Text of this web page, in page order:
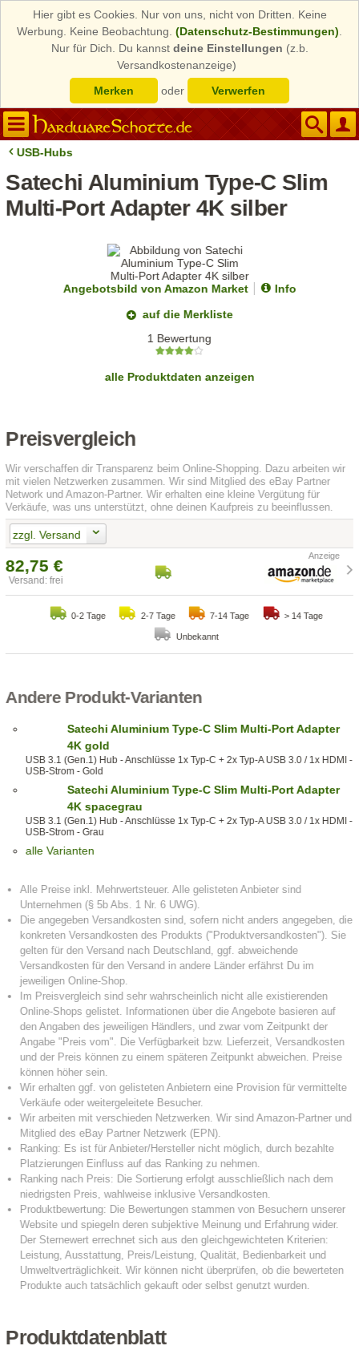
Hier gibt es Cookies. Nur von uns, nicht von Dritten. Keine
Werbung. Keine Beobachtung. (Datenschutz-Bestimmungen)
Nur für Dich. Du kannst deine Einstellungen (z.b.
Versandkostenanzeige)
Merken
oder Verwerfen
USB-Hubs
Satechi Aluminium Type-C Slim
Multi-Port Adapter 4K silber
Angebotsbild von Amazon Market
Info
auf die Merkliste
1 Bewertung
alle Produktdaten anzeigen
Preisvergleich
Wir verschaffen dir Transparenz beim Online-Shopping. Dazu arbeiten wir
mit vielen Netzwerken zusammen. Wir sind Mitglied des eBay Partner
Network und Amazon-Partner. Wir erhalten eine kleine Vergütung für
Verkäufe, was uns unterstützt, ohne deinen Kaufpreis zu beeinflussen.
zzgl. Versand
82,75 €
Versand: frei
0-2 Tage 2-7 Tage 7-14 Tage > 14 Tage
Unbekannt
Andere Produkt-Varianten
Satechi Aluminium Type-C Slim Multi-Port Adapter
4K gold
USB 3.1 (Gen.1) Hub - Anschlüsse 1x Typ-C + 2x Typ-A USB 3.0 / 1x HDMI -
USB-Strom - Gold
Satechi Aluminium Type-C Slim Multi-Port Adapter
4K spacegrau
USB 3.1 (Gen.1) Hub - Anschlüsse 1x Typ-C + 2x Typ-A USB 3.0 / 1x HDMI -
USB-Strom - Grau
alle Varianten
Produktdatenblatt